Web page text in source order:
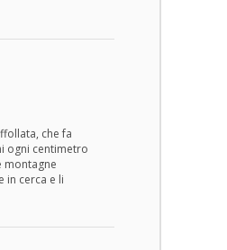
che fa
ogni centimetro
montagne
in cerca e li